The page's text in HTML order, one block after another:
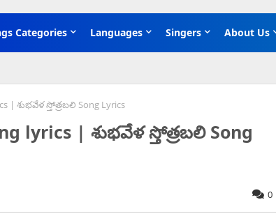
Categories Languages Singers About Us
| శుభవేళ స్తోత్రబలి Song Lyrics
lyrics | శుభవేళ స్తోత్రబలి Song
0